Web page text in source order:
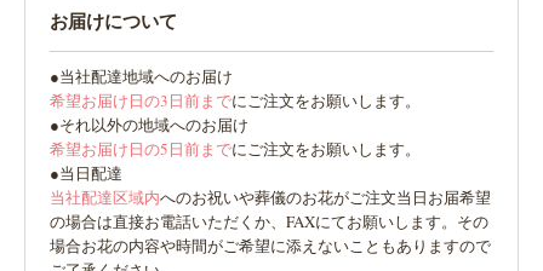
お届けについて
●当社配達地域へのお届け
希望お届け日の3日前までにご注文をお願いします。
●それ以外の地域へのお届け
希望お届け日の5日前までにご注文をお願いします。
●当日配達
当社配達区域内へのお祝いや葬儀のお花がご注文当日お届希望
の場合は直接お電話いただくか、FAXにてお願いします。その
場合お花の内容や時間がご希望に添えないこともありますので